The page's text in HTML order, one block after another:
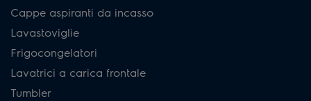
Cappe aspiranti da incasso
Lavastoviglie
Frigocongelatori
Lavatrici a carica frontale
Tumbler